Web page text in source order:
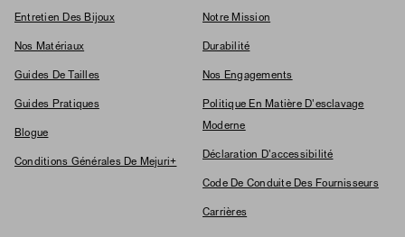
Entretien Des Bijoux
Nos Matériaux
Guides De Tailles
Guides Pratiques
Blogue
Conditions Générales De Mejuri+
Notre Mission
Durabilité
Nos Engagements
Politique En Matière D'esclavage
Moderne
Déclaration D'accessibilité
Code De Conduite Des Fournisseurs
Carrières